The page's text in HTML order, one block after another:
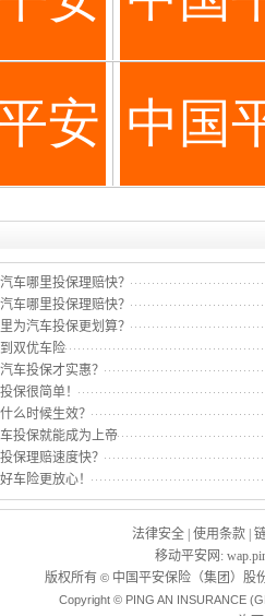
车哪里投保理赔快？
车哪里投保理赔快？
为汽车投保更划算？
双优车险
车投保才实惠？
保很简单！
么时候生效？
投保就能成为上帝
保理赔速度快？
车险更放心！
法律安全 使用条款
移动平安网 :
版权所有 ©中国平安保险（集团）股
Copyright © PING AN INSURANCE